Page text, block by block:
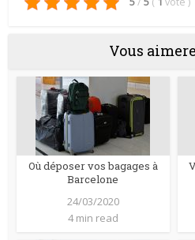
Vous
Où déposer vos bagages à
Barcelone
24/03/2020
4 min read